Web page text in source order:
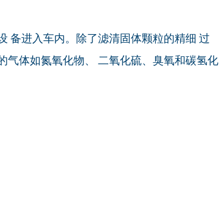
备进入车内。除了滤清固体颗粒的精细 过
气体如氮氧化物、 二氧化硫、臭氧和碳氢化